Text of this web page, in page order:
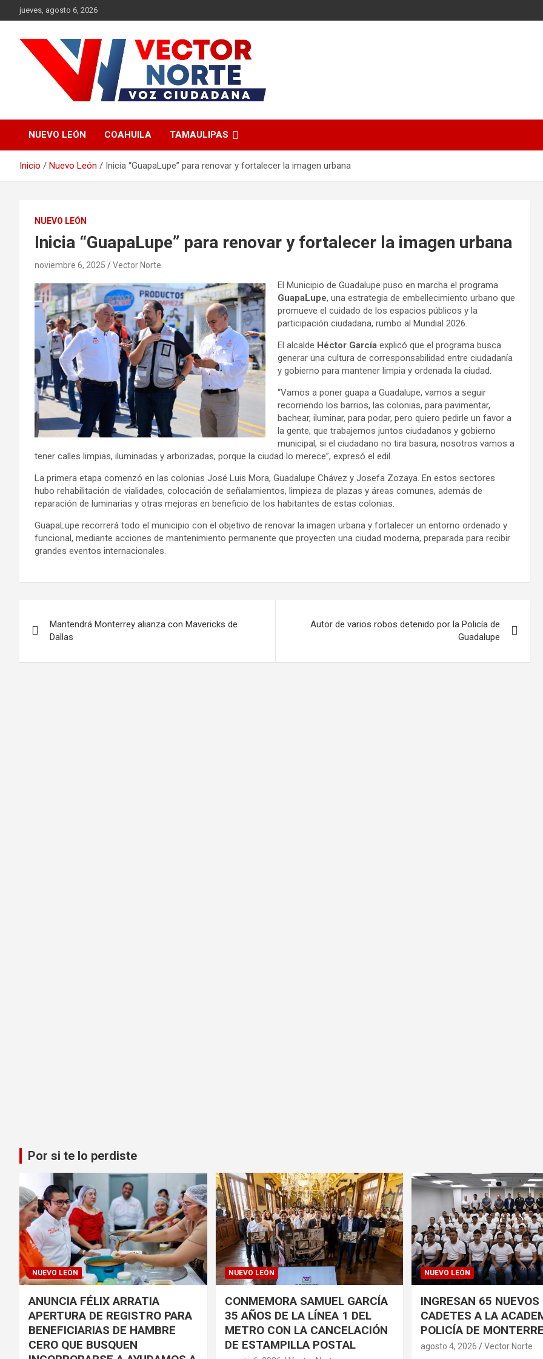
Saltar
al
jueves, agosto 6, 2026
Vector Norte
NUEVO LEÓN COAHUILA TAMAULIPAS
Inicio Nuevo León Inicia “GuapaLupe” para renovar y fortalecer la imagen urbana
NUEVO LEÓN
Inicia “GuapaLupe” para renovar y fortalecer la imagen urbana
noviembre 6, 2025 Vector Norte
El Municipio de Guadalupe puso en marcha el programa
GuapaLupe, una estrategia de embellecimiento urbano que
promueve el cuidado de los espacios públicos y la
participación ciudadana, rumbo al Mundial 2026.
El alcalde Héctor García explicó que el programa busca
generar una cultura de corresponsabilidad entre ciudadanía
y gobierno para mantener limpia y ordenada la ciudad.
“Vamos a poner guapa a Guadalupe, vamos a seguir
recorriendo los barrios, las colonias, para pavimentar,
bachear, iluminar, para podar, pero quiero pedirle un favor a
la gente, que trabajemos juntos ciudadanos y gobierno
municipal, si el ciudadano no tira basura, nosotros vamos a
tener calles limpias, iluminadas y arborizadas, porque la ciudad lo merece”, expresó el edil.
La primera etapa comenzó en las colonias José Luis Mora, Guadalupe Chávez y Josefa Zozaya. En estos sectores
hubo rehabilitación de vialidades, colocación de señalamientos, limpieza de plazas y áreas comunes, además de
reparación de luminarias y otras mejoras en beneficio de los habitantes de estas colonias.
GuapaLupe recorrerá todo el municipio con el objetivo de renovar la imagen urbana y fortalecer un entorno ordenado y
funcional, mediante acciones de mantenimiento permanente que proyecten una ciudad moderna, preparada para recibir
grandes eventos internacionales.
de
entradas
Mantendrá Monterrey alianza con Mavericks de
Dallas
Autor de varios robos detenido por la Policía de
Guadalupe
Por si te lo perdiste
NUEVO LEÓN
ANUNCIA FÉLIX ARRATIA
APERTURA DE REGISTRO PARA
BENEFICIARIAS DE HAMBRE
CERO QUE BUSQUEN
NUEVO LEÓN
CONMEMORA SAMUEL GARCÍA
35 AÑOS DE LA LÍNEA 1 DEL
METRO CON LA CANCELACIÓN
DE ESTAMPILLA POSTAL
NUEVO LEÓN
INGRESAN 65 NUEVOS
CADETES A LA
POLICÍA DE
agosto 4, 2026 Vector Norte